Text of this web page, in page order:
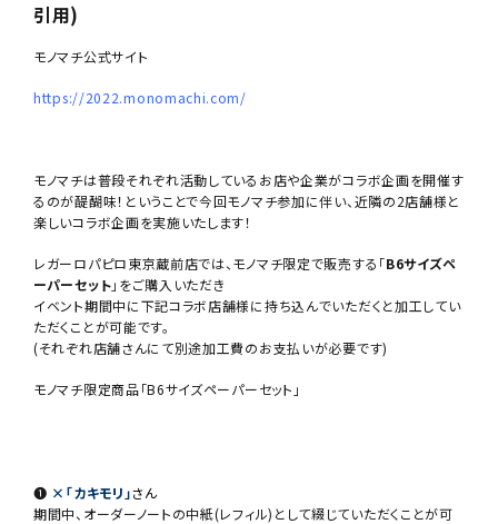
引用)
モノマチ公式サイト
https://2022.monomachi.com/
モノマチは普段それぞれ活動しているお店や企業がコラボ企画を開催す
るのが醍醐味！ということで今回モノマチ参加に伴い、近隣の2店舗様と
楽しいコラボ企画を実施いたします！
レガーロパピロ東京蔵前店では、モノマチ限定で販売する「B6サイズペ
ーパーセット」をご購入いただき
イベント期間中に下記コラボ店舗様に持ち込んでいただくと加工してい
ただくことが可能です。
(それぞれ店舗さんにて別途加工費のお支払いが必要です)
モノマチ限定商品「B6サイズペーパーセット」
❶ ×「カキモリ」さん
期間中、オーダーノートの中紙(レフィル)として綴じていただくことが可